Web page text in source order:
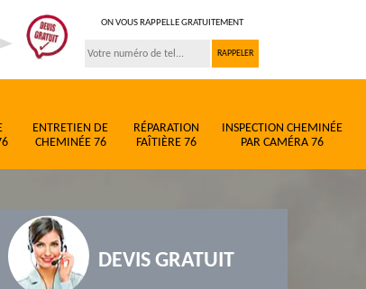
ON VOUS RAPPELLE GRATUITEMENT
ENTRETIEN DE
CHEMINÉE 76
RÉPARATION
FAÎTIÈRE 76
INSPECTION CHEMINÉE
PAR CAMÉRA 76
DEVIS GRATUIT